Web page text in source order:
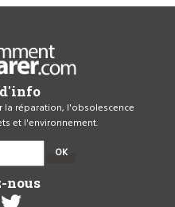
la réparation, l'obsolescence
et l'environnement.
OK
nous